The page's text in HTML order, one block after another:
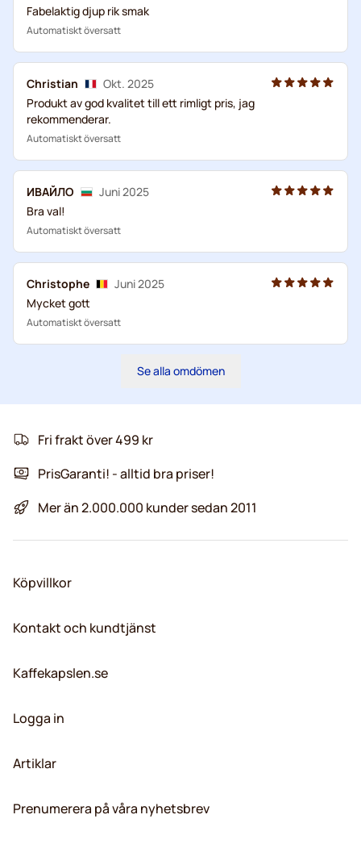
Fabelaktig djup rik smak
Automatiskt översatt
Christian
Okt. 2025
Produkt av god kvalitet till ett rimligt pris, jag
rekommenderar.
Automatiskt översatt
ИВАЙЛО
Juni 2025
Bra val!
Automatiskt översatt
Christophe
Juni 2025
Mycket gott
Automatiskt översatt
Se alla omdömen
Fri frakt över 499 kr
PrisGaranti! - alltid bra priser!
Mer än 2.000.000 kunder sedan 2011
Köpvillkor
Kontakt och kundtjänst
Kaffekapslen.se
Logga in
Artiklar
Prenumerera på våra nyhetsbrev